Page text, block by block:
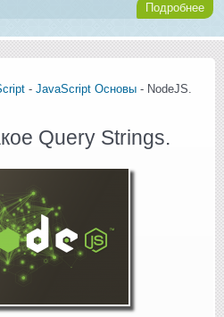
Подробнее
- JavaScript Основы - NodeJS.
Query Strings.